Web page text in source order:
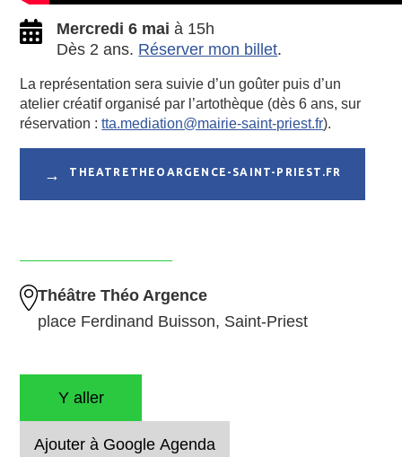
Mercredi 6 mai à 15h
Dès 2 ans. Réserver mon billet.
La représentation sera suivie d’un goûter puis d’un
atelier créatif organisé par l’artothèque (dès 6 ans, sur
réservation :tta.mediation@mairie-saint-priest.fr).
THEATRETHEOARGENCE-SAINT-PRIEST.FR
Théâtre Théo Argence
place Ferdinand Buisson, Saint-Priest
Y aller
Ajouter à Google Agenda